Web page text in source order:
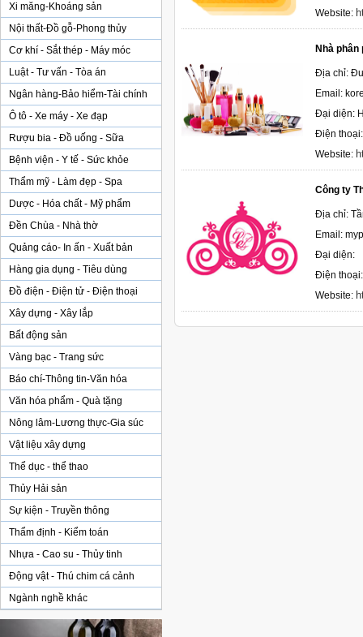
Xi măng-Khoáng sản
Nội thất-Đồ gỗ-Phong thủy
Cơ khí - Sắt thép - Máy móc
Luật - Tư vấn - Tòa án
Ngân hàng-Bảo hiểm-Tài chính
Ô tô - Xe máy - Xe đạp
Rượu bia - Đồ uống - Sữa
Bệnh viện - Y tế - Sức khỏe
Thẩm mỹ - Làm đẹp - Spa
Dược - Hóa chất - Mỹ phẩm
Đền Chùa - Nhà thờ
Quảng cáo- In ấn - Xuất bản
Hàng gia dụng - Tiêu dùng
Đồ điện - Điện tử - Điện thoại
Xây dựng - Xây lắp
Bất động sản
Vàng bạc - Trang sức
Báo chí-Thông tin-Văn hóa
Văn hóa phẩm - Quà tặng
Nông lâm-Lương thực-Gia súc
Vật liệu xây dựng
Thể dục - thể thao
Thủy Hải sản
Sự kiện - Truyền thông
Thẩm định - Kiểm toán
Nhựa - Cao su - Thủy tinh
Động vật - Thú chim cá cảnh
Ngành nghề khác
Website:
Nhà phân
Địa chỉ:
Email:
Đại diện:
Điện
Website:
Công ty
Địa chỉ:
Email:
Đại diện:
Điện
Website: